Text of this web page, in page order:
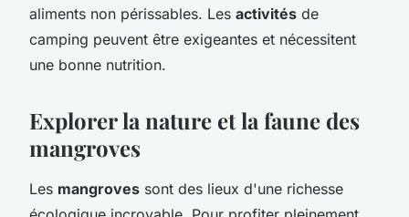
aliments non périssables. Les activités de
camping peuvent être exigeantes et nécessitent
une bonne nutrition.
Explorer la nature et la faune des
mangroves
Les mangroves sont des lieux d'une richesse